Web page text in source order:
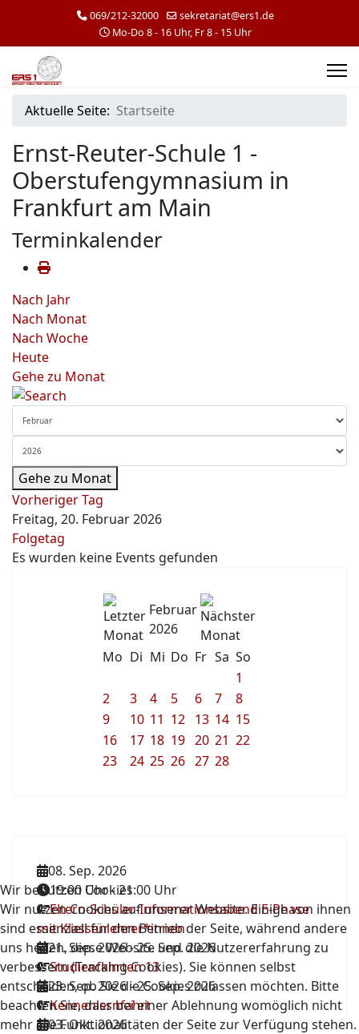
069/212-32000
sekretariat@ers1.de
Mo-Do 8 - 16 Uhr, Fr 8 - 15 Uhr
Aktuelle Seite: Startseite
Ernst-Reuter-Schule 1 -
Oberstufengymnasium in
Frankfurt am Main
Terminkalender
Nach Jahr
Nach Monat
Nach Woche
Heute
Gehe zu Monat
Gehe zu Monat
Vorheriger Tag
Freitag, 20. Februar 2026
Folgetag
Es wurden keine Events gefunden
Februar
2026
Mo Di Mi Do Fr Sa So
1
2
3 4 5 6 7
8
9
10 11 12 13 14 15
16
17 18 19 20 21 22
23
24 25 26 27 28
08. Sep. 2026
19:00 Uhr-21:00 Uhr
Eltern-Schüler-Informationsabend E-Phase
mit Klassenlehrer*innen
21. Sep. 2026-25. Sep. 2026
Studienfahrten 13
23. Sep. 2026-25. Sep. 2026
Kennenlernfahrt
03. Okt. 2026
Wir benutzen Cookies
Wir nutzen Cookies auf unserer Website. Einige von ihnen
sind essenziell für den Betrieb der Seite, während andere
uns helfen, diese Website und die Nutzererfahrung zu
verbessern (Tracking Cookies). Sie können selbst
entscheiden, ob Sie die Cookies zulassen möchten. Bitte
beachten Sie, dass bei einer Ablehnung womöglich nicht
mehr alle Funktionalitäten der Seite zur Verfügung stehen.